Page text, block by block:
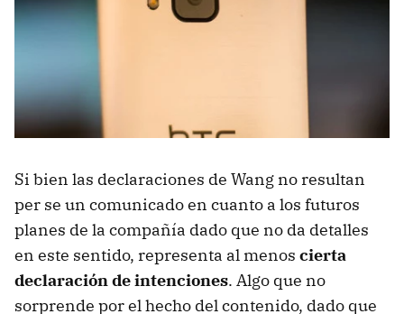
Si bien las declaraciones de Wang no resultan
per se un comunicado en cuanto a los futuros
planes de la compañía dado que no da detalles
en este sentido, representa al menos cierta
declaración de intenciones. Algo que no
sorprende por el hecho del contenido, dado que